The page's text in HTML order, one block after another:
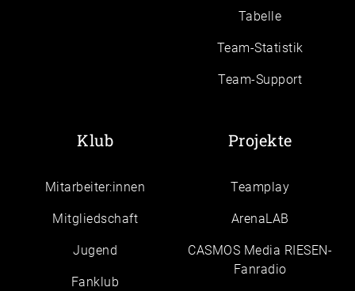
Tabelle
Team-Statistik
Team-Support
Klub
Mitarbeiter:innen
Mitgliedschaft
Jugend
Fanklub
Projekte
Teamplay
ArenaLAB
CASMOS Media RIESEN-
Fanradio